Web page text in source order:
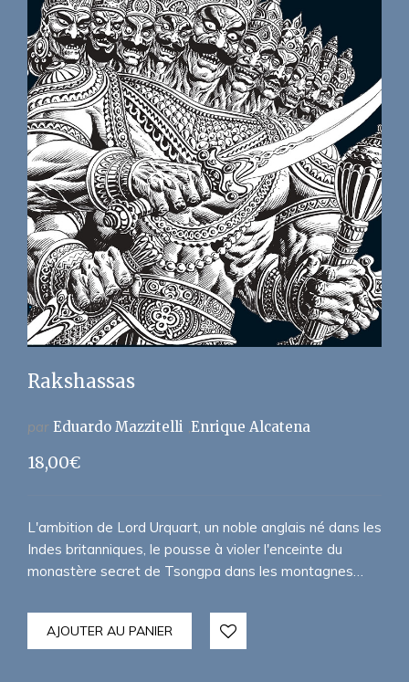
Rakshassas
par Eduardo Mazzitelli Enrique Alcatena
18,00€
L'ambition de Lord Urquart, un noble anglais né dans les
Indes britanniques, le pousse à violer l'enceinte du
monastère secret de Tsongpa dans les montagnes…
AJOUTER AU PANIER